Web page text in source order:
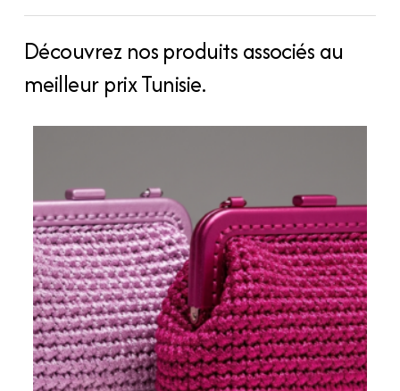
Découvrez nos produits associés au
meilleur prix Tunisie.